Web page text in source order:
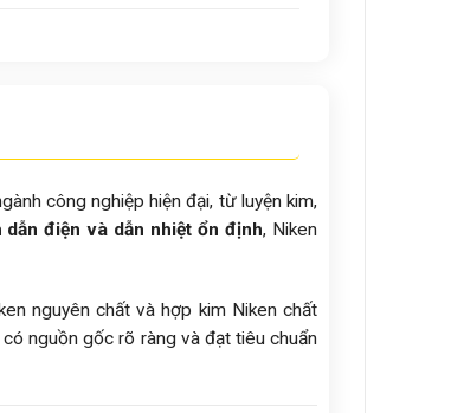
công nghiệp hiện đại, từ luyện kim,
dẫn điện và dẫn nhiệt ổn định, Niken
nguyên chất và hợp kim Niken chất
nguồn gốc rõ ràng và đạt tiêu chuẩn